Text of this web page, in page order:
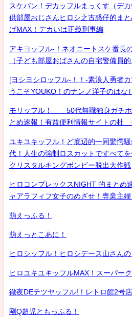
スケバン！デカッフルまっくす（デ
供部屋おじさんヒロシ之古惑仔的ま
げMAX！デカいは正義刑事編
アキヨッフル-！ネオニートスケ番長
（子ども部屋おばさんの自宅警備員的
[ヨシヨシロッフル-！！-素浪人勇者
うこそYOUKO！のナンノ洋子のはな
モリッフル！ 50代無職独身ガチホ
とめ速報！有益便利情報サイトの杜
ユキユキッフル！ど底辺的一同驚愕
代！人生の強制ロスカットですべて
クリスタルキングボンビー脱出大作戦
ヒロコンプレックスNIGHT 的まとめ
ャアラフィフ女子のめざせ！専業主
萌えっふる！
萌えっとこあに！
ヒロシッフル！ヒロシデース山さん
ヒロユキユキッフルMAX！スーパーク
徹夜DEテツヤッフル!！レトロ館2号店
剛Q超児ともっふる！